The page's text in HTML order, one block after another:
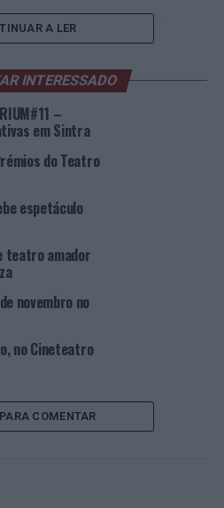
SÉNIOR
de tarde em Barcelos
de Barcelos
A LER
INTERESSADO
–
em Sintra
do Teatro
espetáculo
teatro amador
novembro no
no Cineteatro
COMENTAR